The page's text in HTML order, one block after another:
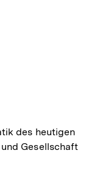
des heutigen
Gesellschaft